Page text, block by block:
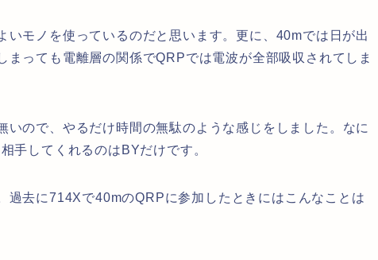
いモノを使っているのだと思います。更に、40mでは日が出
まっても電離層の関係でQRPでは電波が全部吸収されてしま
いので、やるだけ時間の無駄のような感じをしました。なに
手してくれるのはBYだけです。
過去に714Xで40mのQRPに参加したときにはこんなことは